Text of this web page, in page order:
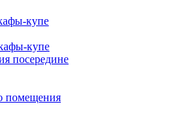
купе
купе
посередине
помещения